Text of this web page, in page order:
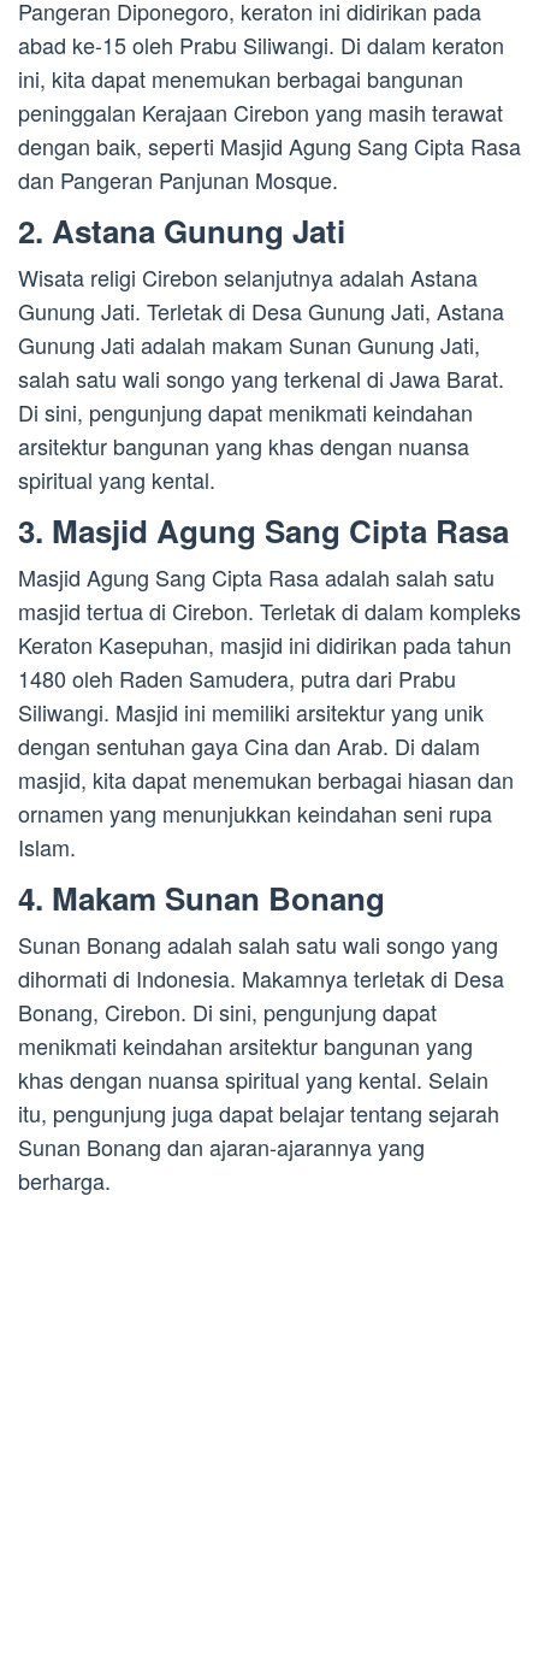
Pangeran Diponegoro, keraton ini didirikan pada
abad ke-15 oleh Prabu Siliwangi. Di dalam keraton
ini, kita dapat menemukan berbagai bangunan
peninggalan Kerajaan Cirebon yang masih terawat
dengan baik, seperti Masjid Agung Sang Cipta Rasa
dan Pangeran Panjunan Mosque.
2. Astana Gunung Jati
Wisata religi Cirebon selanjutnya adalah Astana
Gunung Jati. Terletak di Desa Gunung Jati, Astana
Gunung Jati adalah makam Sunan Gunung Jati,
salah satu wali songo yang terkenal di Jawa Barat.
Di sini, pengunjung dapat menikmati keindahan
arsitektur bangunan yang khas dengan nuansa
spiritual yang kental.
3. Masjid Agung Sang Cipta Rasa
Masjid Agung Sang Cipta Rasa adalah salah satu
masjid tertua di Cirebon. Terletak di dalam kompleks
Keraton Kasepuhan, masjid ini didirikan pada tahun
1480 oleh Raden Samudera, putra dari Prabu
Siliwangi. Masjid ini memiliki arsitektur yang unik
dengan sentuhan gaya Cina dan Arab. Di dalam
masjid, kita dapat menemukan berbagai hiasan dan
ornamen yang menunjukkan keindahan seni rupa
Islam.
4. Makam Sunan Bonang
Sunan Bonang adalah salah satu wali songo yang
dihormati di Indonesia. Makamnya terletak di Desa
Bonang, Cirebon. Di sini, pengunjung dapat
menikmati keindahan arsitektur bangunan yang
khas dengan nuansa spiritual yang kental. Selain
itu, pengunjung juga dapat belajar tentang sejarah
Sunan Bonang dan ajaran-ajarannya yang
berharga.